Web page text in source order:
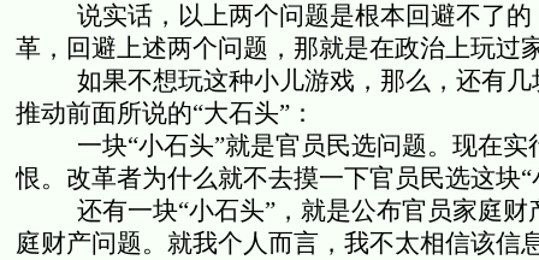
说实话，以上两个问题是根本回避不了
革，回避上述两个问题，那就是在政治上玩过
如果不想玩这种小儿游戏，那么，还有
推动前面所说的“大石头”：
一块“小石头”就是官员民选问题。现在
恨。改革者为什么就不去摸一下官员民选这块
还有一块“小石头”，就是公布官员家庭
庭财产问题。就我个人而言，我不太相信该信